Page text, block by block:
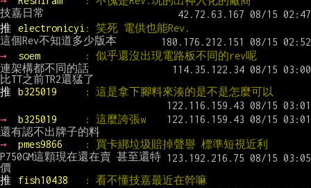
推
electronicyi : 笑死 電供也能Rev.
→
soem
: 似乎還沒出現電路板不同的rev呢
連架構都不同的話
推
b325019 : 這是拿下腳料來湊的是不是怎麼可以
→ b325019
: 這麼誇張w
→
pmes9866
: 買卡綁垃圾賠掉聲譽 標準短視近利
P750GM這顆現在還在賣 甚至還特
推
fish10438 : 看不懂技嘉最近在幹嘛